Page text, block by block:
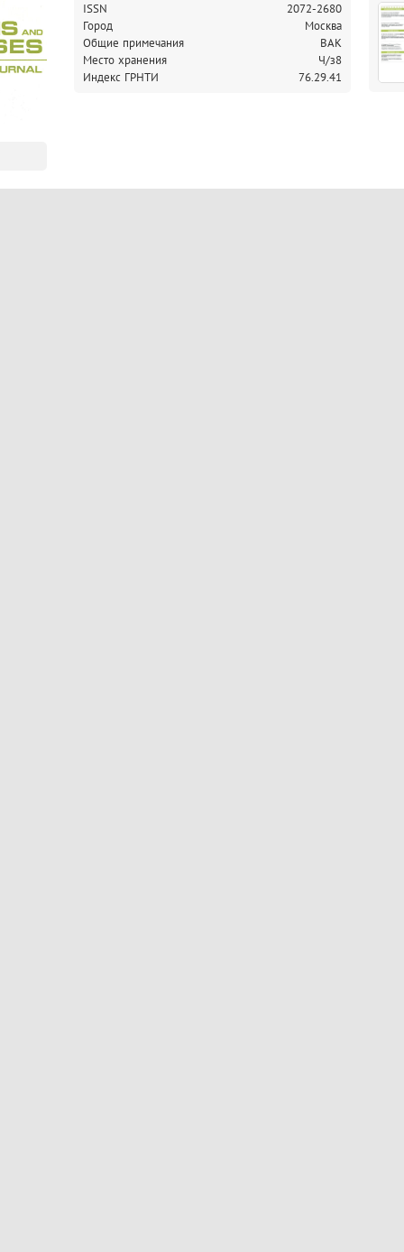
ISSN
2072-2680
Город
Москва
Общие примечания
ВАК
Место хранения
Ч/з8
Индекс ГРНТИ
76.29.41